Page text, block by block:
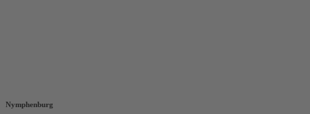
Nymphenburg